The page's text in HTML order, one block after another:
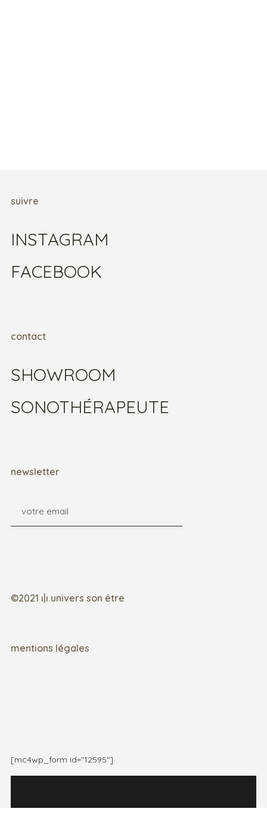
suivre
INSTAGRAM
FACEBOOK
contact
SHOWROOM
SONOTHÉRAPEUTE
newsletter
©2021 ı|ı univers son être
mentions légales
[mc4wp_form id="12595"]